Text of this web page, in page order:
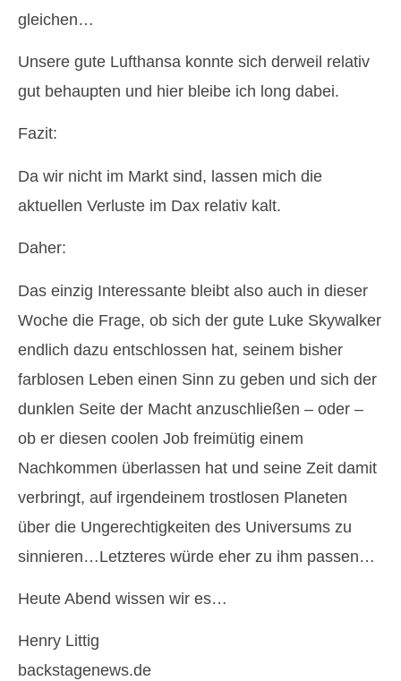
gleichen…
Unsere gute Lufthansa konnte sich derweil relativ
gut behaupten und hier bleibe ich long dabei.
Fazit:
Da wir nicht im Markt sind, lassen mich die
aktuellen Verluste im Dax relativ kalt.
Daher:
Das einzig Interessante bleibt also auch in dieser
Woche die Frage, ob sich der gute Luke Skywalker
endlich dazu entschlossen hat, seinem bisher
farblosen Leben einen Sinn zu geben und sich der
dunklen Seite der Macht anzuschließen – oder –
ob er diesen coolen Job freimütig einem
Nachkommen überlassen hat und seine Zeit damit
verbringt, auf irgendeinem trostlosen Planeten
über die Ungerechtigkeiten des Universums zu
sinnieren…Letzteres würde eher zu ihm passen…
Heute Abend wissen wir es…
Henry Littig
backstagenews.de